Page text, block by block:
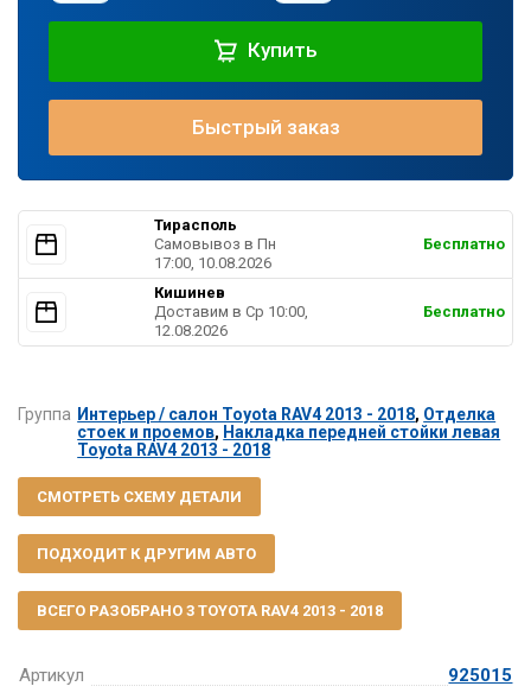
Артикул
925015
Купить
Быстрый заказ
Тирасполь
Самовывоз в Пн
17:00, 10.08.2026
Бесплатно
Кишинев
Доставим в Ср 10:00,
12.08.2026
Бесплатно
Группа Интерьер / салон Toyota RAV4 2013 - 2018, Отделка
стоек и проемов, Накладка передней стойки левая
Toyota RAV4 2013 - 2018
СМОТРЕТЬ СХЕМУ ДЕТАЛИ
ПОДХОДИТ К ДРУГИМ АВТО
ВСЕГО РАЗОБРАНО 3 TOYOTA RAV4 2013 - 2018